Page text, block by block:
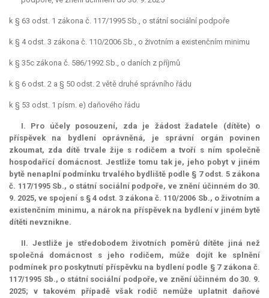
k § 63 odst. 1 zákona č. 117/1995 Sb., o státní sociální podpoře
k § 4 odst. 3 zákona č. 110/2006 Sb., o životním a existenčním minimu
k § 35c zákona č. 586/1992 Sb., o daních z příjmů
k § 6 odst. 2 a § 50 odst. 2 větě druhé správního řádu
k § 53 odst. 1 písm. e) daňového řádu
I. Pro účely posouzení, zda je žádost žadatele (dítěte) o
příspěvek na bydlení oprávněná, je správní orgán povinen
zkoumat, zda dítě trvale žije s rodičem a tvoří s ním společně
hospodařící domácnost. Jestliže tomu tak je, jeho pobyt v jiném
bytě nenaplní podmínku trvalého bydliště podle § 7 odst. 5 zákona
č. 117/1995 Sb., o státní sociální podpoře, ve znění účinném do 30.
9. 2025, ve spojení s § 4 odst. 3 zákona č. 110/2006 Sb., o životním a
existenčním minimu, a nárok na příspěvek na bydlení v jiném bytě
dítěti nevznikne.
II. Jestliže je středobodem životních poměrů dítěte jiná než
společná domácnost s jeho rodičem, může dojít ke splnění
podmínek pro poskytnutí příspěvku na bydlení podle § 7 zákona č.
117/1995 Sb., o státní sociální podpoře, ve znění účinném do 30. 9.
2025; v takovém případě však rodič nemůže uplatnit daňové